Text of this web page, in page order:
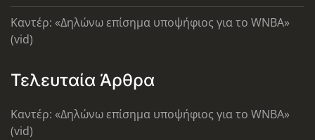
Καντέρ: «Δηλώνω επίσημα υποψήφιος για το WNBA»
(vid)
Τελευταία Άρθρα
Καντέρ: «Δηλώνω επίσημα υποψήφιος για το WNBA»
(vid)